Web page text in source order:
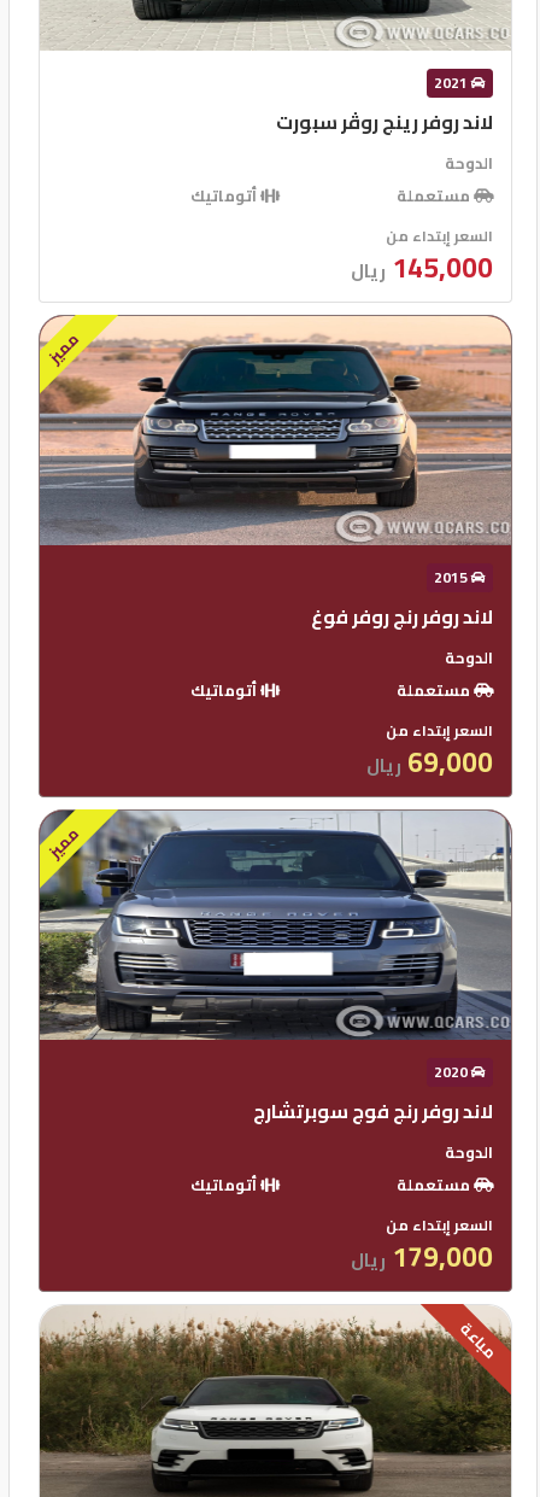
2021
لاند روفر رينج روڤر سبورت
الدوحة
مستعملة
أتوماتيك
السعر إبتداء من
145,000 ريال
مميز
2015
لاند روفر رنج روفر فوغ
الدوحة
مستعملة
أتوماتيك
السعر إبتداء من
69,000 ريال
مميز
2020
لاند روفر رنج فوج سوبرتشارج
الدوحة
مستعملة
أتوماتيك
السعر إبتداء من
179,000 ريال
مباعة